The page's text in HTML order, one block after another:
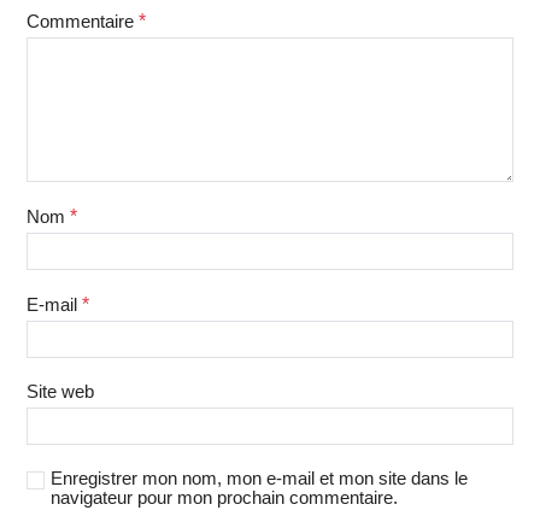
Commentaire *
Nom *
E-mail *
Site web
Enregistrer mon nom, mon e-mail et mon site dans le
navigateur pour mon prochain commentaire.